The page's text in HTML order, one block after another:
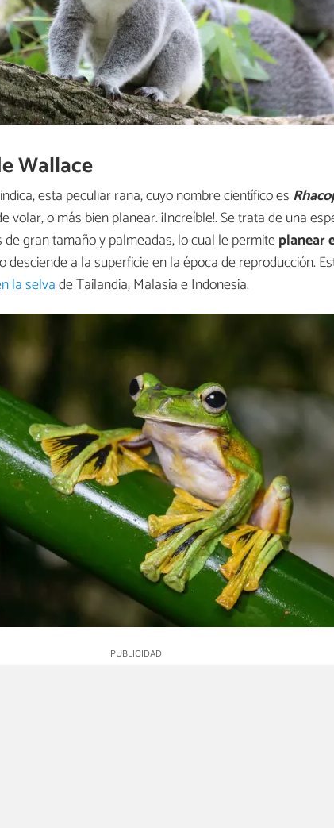
Wallace
esta peculiar rana, cuyo nombre científico es
volar, o más bien planear. ¡Increíble!. Se trata de una
gran tamaño y palmeadas, lo cual le permiteplanear
desciende a la superficie en la época de reproducción.
la selvade Tailandia, Malasia e Indonesia.